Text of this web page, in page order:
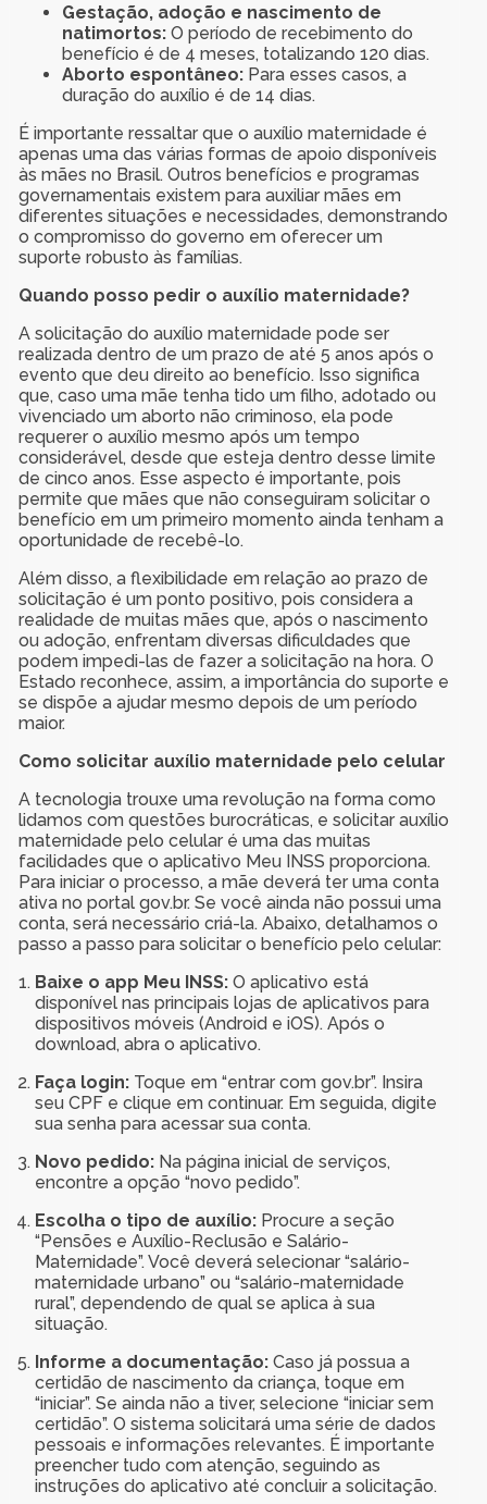
Gestação, adoção e nascimento de
natimortos: O período de recebimento do
benefício é de 4 meses, totalizando 120 dias.
Aborto espontâneo: Para esses casos, a
duração do auxílio é de 14 dias.
É importante ressaltar que o auxílio maternidade é
apenas uma das várias formas de apoio disponíveis
às mães no Brasil. Outros benefícios e programas
governamentais existem para auxiliar mães em
diferentes situações e necessidades, demonstrando
o compromisso do governo em oferecer um
suporte robusto às famílias.
Quando posso pedir o auxílio maternidade?
A solicitação do auxílio maternidade pode ser
realizada dentro de um prazo de até 5 anos após o
evento que deu direito ao benefício. Isso significa
que, caso uma mãe tenha tido um filho, adotado ou
vivenciado um aborto não criminoso, ela pode
requerer o auxílio mesmo após um tempo
considerável, desde que esteja dentro desse limite
de cinco anos. Esse aspecto é importante, pois
permite que mães que não conseguiram solicitar o
benefício em um primeiro momento ainda tenham a
oportunidade de recebê-lo.
Além disso, a flexibilidade em relação ao prazo de
solicitação é um ponto positivo, pois considera a
realidade de muitas mães que, após o nascimento
ou adoção, enfrentam diversas dificuldades que
podem impedi-las de fazer a solicitação na hora. O
Estado reconhece, assim, a importância do suporte e
se dispõe a ajudar mesmo depois de um período
maior.
Como solicitar auxílio maternidade pelo celular
A tecnologia trouxe uma revolução na forma como
lidamos com questões burocráticas, e solicitar auxílio
maternidade pelo celular é uma das muitas
facilidades que o aplicativo Meu INSS proporciona.
Para iniciar o processo, a mãe deverá ter uma conta
ativa no portal gov.br. Se você ainda não possui uma
conta, será necessário criá-la. Abaixo, detalhamos o
passo a passo para solicitar o benefício pelo celular:
Baixe o app Meu INSS:O aplicativo está
disponível nas principais lojas de aplicativos para
dispositivos móveis (Android e iOS). Após o
download, abra o aplicativo.
Faça login:Toque em “entrar com gov.br”. Insira
seu CPF e clique em continuar. Em seguida, digite
sua senha para acessar sua conta.
Novo pedido:Na página inicial de serviços,
encontre a opção “novo pedido”.
Escolha o tipo de auxílio:Procure a seção
“Pensões e Auxílio-Reclusão e Salário-
Maternidade”. Você deverá selecionar “salário-
maternidade urbano” ou “salário-maternidade
rural”, dependendo de qual se aplica à sua
situação.
Informe a documentação:Caso já possua a
certidão de nascimento da criança, toque em
“iniciar”. Se ainda não a tiver, selecione “iniciar sem
certidão”. O sistema solicitará uma série de dados
pessoais e informações relevantes. É importante
preencher tudo com atenção, seguindo as
instruções do aplicativo até concluir a solicitação.